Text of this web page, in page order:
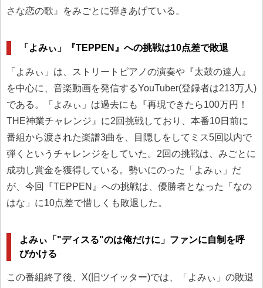
さな恋の歌』をみごとに弾きあげている。
「よみぃ」『TEPPEN』への挑戦は10点差で敗退
「よみぃ」は、ストリートピアノの演奏や『太鼓の達人』
を中心に、音楽動画を発信するYouTuber(登録者は213万人)
である。「よみぃ」は過去にも『再現できたら100万円！
THE神業チャレンジ』に2回挑戦しており、本番10日前に
番組から渡された楽譜3曲を、目隠しをしてミス5回以内で
弾くというチャレンジをしていた。2回の挑戦は、みごとに
成功し賞金を獲得している。勢いにのった「よみぃ」だ
が、今回『TEPPEN』への挑戦は、優勝者となった「なの
はな」に10点差で惜しくも敗退した。
よみぃ「"ディスる"のは俺だけに」ファンに自制を呼
びかける
この番組終了後、X(旧ツイッター)では、「よみぃ」の敗退